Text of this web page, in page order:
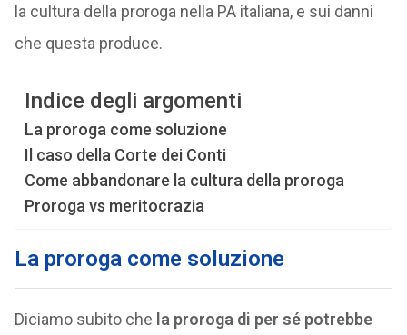
la cultura della proroga nella PA italiana, e sui danni
che questa produce.
Indice degli argomenti
La proroga come soluzione
Il caso della Corte dei Conti
Come abbandonare la cultura della proroga
Proroga vs meritocrazia
La proroga come soluzione
Diciamo subito che la proroga di per sé potrebbe